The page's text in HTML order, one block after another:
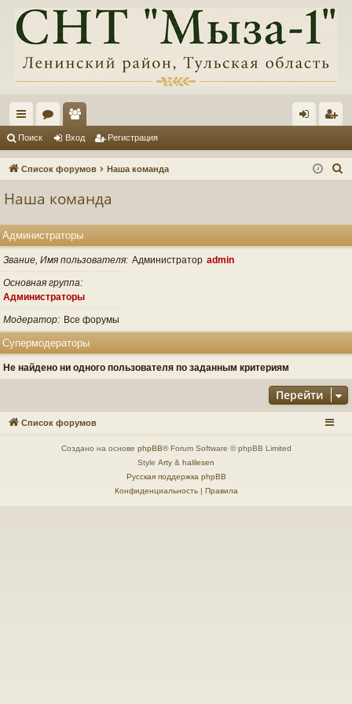
с
ы ум
ол
ьз
ел
и
д ис
Поиск Вход Регистрация
Список форумов Наша команда
Наша команда
Администраторы
Звание, Имя пользователя Администратор admin
Основная группа
Администраторы
Модератор Все форумы
Супермодераторы
Не найдено ни одного пользователя по заданным критериям
Перейти
Список форумов
Создано на основе phpBB® Forum Software © phpBB Limited
Style Arty & halilesen
Русская поддержка phpBB
Конфиденциальность| Правила